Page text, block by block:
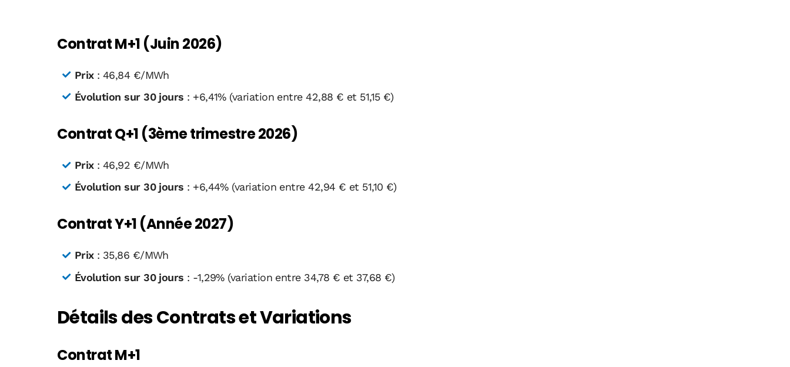
Contrat M+1 (Juin 2026)
Prix: 46,84 €/MWh
Évolution sur 30 jours : +6,41% (variation entre 42,88 € et 51,15 €)
Contrat Q+1 (3ème trimestre 2026)
Prix: 46,92 €/MWh
Évolution sur 30 jours : +6,44% (variation entre 42,94 € et 51,10 €)
Contrat Y+1 (Année 2027)
Prix: 35,86 €/MWh
Évolution sur 30 jours : -1,29% (variation entre 34,78 € et 37,68 €)
Détails des Contrats et Variations
Contrat M+1